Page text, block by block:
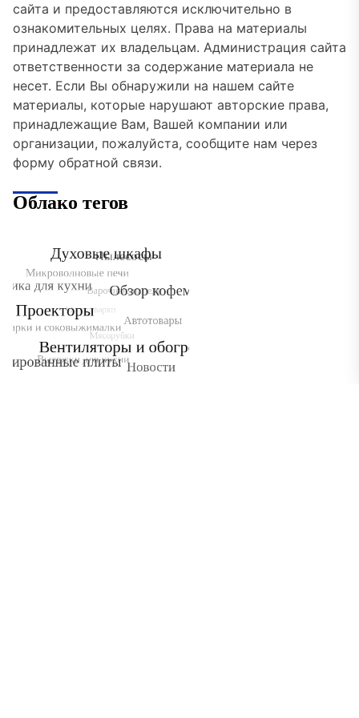
сайта и предоставляются исключительно в
ознакомительных целях. Права на материалы
принадлежат их владельцам. Администрация сайта
ответственности за содержание материала не
несет. Если Вы обнаружили на нашем сайте
материалы, которые нарушают авторские права,
принадлежащие Вам, Вашей компании или
организации, пожалуйста, сообщите нам через
форму обратной связи.
Облако тегов